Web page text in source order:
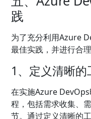
践
为了充分利用Azure
最佳实践，并进行合理
1、定义清晰的
在实施Azure
程，包括需求收集、
节。通过定义清晰的